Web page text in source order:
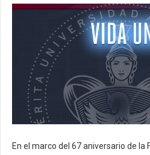
En el marco del 67 aniversario de